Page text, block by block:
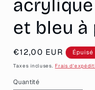
et bleu
Prix
habituel
€12,00 EUR Épuisé
Taxes incluses. Frais
Quantité
Quantité